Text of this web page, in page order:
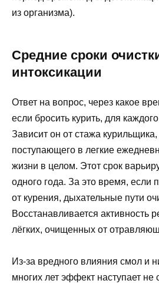
из организма).
Средние сроки
интоксикации
Ответ на вопрос, через какое
если бросить курить, для
Зависит он от стажа
поступающего в легкие
жизни в целом. Этот срок
одного года. За это время, если
от курения, дыхательные пути
Восстанавливается активность
лёгких, очищенных от
Из-за вредного влияния смол и
многих лет эффект наступает не